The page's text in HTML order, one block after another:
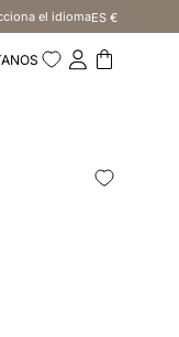
el idiomaES €